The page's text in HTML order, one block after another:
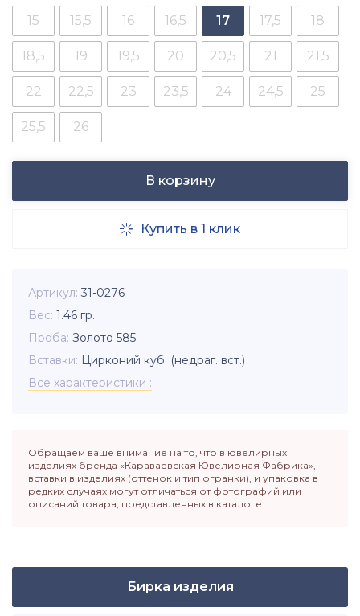
15 15,5 16 16,5 17 17,5 18
18,5 19 19,5 20 20,5 21 21,5
22 22,5 23 23,5 24 24,5 25
25,5 26
В корзину
 Купить в 1 клик
Артикул 31-0276
Вес 1.46 гр.
Проба Золото 585
Вставки Цирконий куб. (недраг. вст.)
Все характеристики
Обращаем ваше внимание на то, что в ювелирных
изделиях бренда «Караваевская Ювелирная Фабрика»,
вставки в изделиях (оттенок и тип огранки), и упаковка в
редких случаях могут отличаться от фотографий или
описаний товара, представленных в каталоге.
Бирка изделия